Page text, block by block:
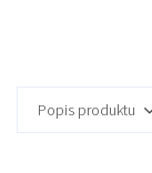
Popis produktu